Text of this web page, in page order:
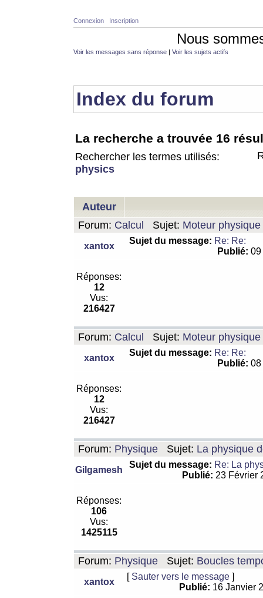
Connexion Inscription
Nous
Voir les messages sans réponse | Voir les sujets actifs
Index du forum
La recherche a trouvée 16
Rechercher les termes utilisés:
physics
Auteur
Forum: Calcul Sujet: Moteur
xantox
Sujet du message: Re: Re:
Publié:
Réponses:
12
Vus:
216427
Forum: Calcul Sujet: Moteur
xantox
Sujet du message: Re: Re:
Publié:
Réponses:
12
Vus:
216427
Forum: Physique Sujet: La physique
Gilgamesh
Sujet du message: Re: La
Publié: 23 Février
Réponses:
106
Vus:
1425115
Forum: Physique Sujet: Boucles
xantox
[ Sauter vers le message ]
Publié: 16 Janvier